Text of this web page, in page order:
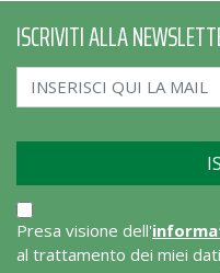
ISCRIVITI ALLA
Presa visione dell'
al trattamento dei miei